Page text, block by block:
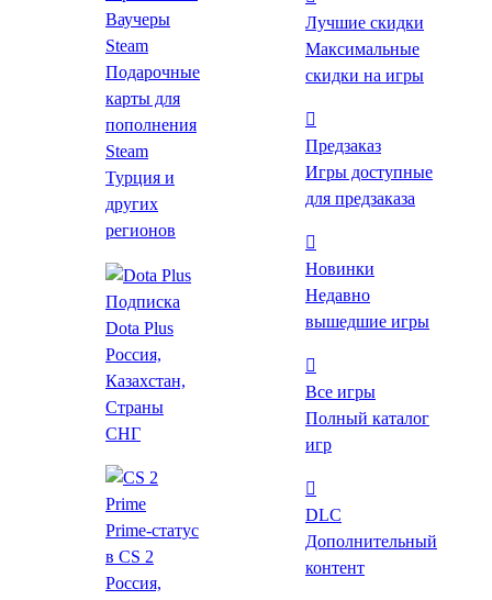
Ваучеры
Steam
Подарочные
карты для
пополнения
Steam
Турция и
других
регионов
Подписка
Dota Plus
Россия,
Казахстан,
Страны
СНГ
Prime-статус
в CS 2
Россия,
Лучшие скидки
Максимальные
скидки на игры
Предзаказ
Игры доступные
для предзаказа
Новинки
Недавно
вышедшие игры
Все игры
Полный каталог
игр
DLC
Дополнительный
контент
Купить Asdivine Hearts со
скидкой
Маркетплейс
169 ₽
Купить
Купить
Эту игру нельзя оплатить через РФ-аккаунт GOG
Лаунчер
Цены на игру
Видео и скриншоты
Требования
Похожие